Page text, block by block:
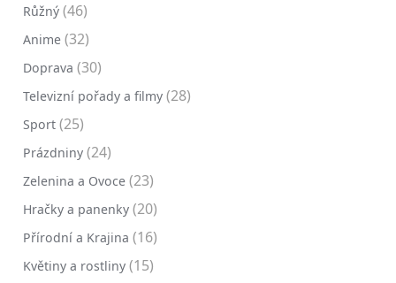
Růžný (46)
Anime (32)
Doprava (30)
Televizní pořady a filmy (28)
Sport (25)
Prázdniny (24)
Zelenina a Ovoce (23)
Hračky a panenky (20)
Přírodní a Krajina (16)
Květiny a rostliny (15)